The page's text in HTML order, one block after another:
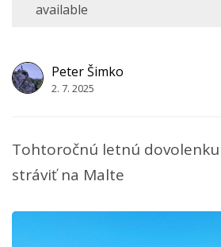
Peter Šimko
2. 7. 2025
Tohtoročnú letnú
stráviť na Malte
available